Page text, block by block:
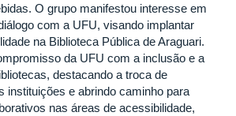
O grupo manifestou interesse em
com a UFU, visando implantar
na Biblioteca Pública de Araguari.
da UFU com a inclusão e a
destacando a troca de
instituições e abrindo caminho para
nas áreas de acessibilidade,